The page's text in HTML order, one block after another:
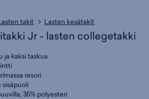
takit Lasten kesätakit
Jr - lasten collegetakki
ja kaksi taskua
resori
sisäpuoli
35% polyesteri